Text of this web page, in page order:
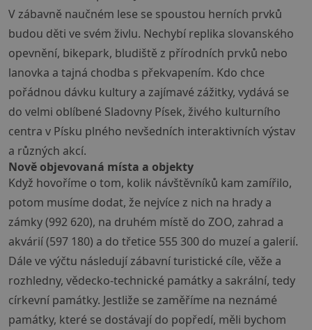
V zábavně naučném lese se spoustou herních prvků
budou děti ve svém živlu. Nechybí replika slovanského
opevnění, bikepark, bludiště z přírodních prvků nebo
lanovka a tajná chodba s překvapením. Kdo chce
pořádnou dávku kultury a zajímavé zážitky, vydává se
do velmi oblíbené Sladovny Písek, živého kulturního
centra v Písku plného nevšedních interaktivních výstav
a různých akcí.
Nově objevovaná místa a objekty
Když hovoříme o tom, kolik návštěvníků kam zamířilo,
potom musíme dodat, že nejvíce z nich na hrady a
zámky (992 620), na druhém místě do ZOO, zahrad a
akvárií (597 180) a do třetice 555 300 do muzeí a galerií.
Dále ve výčtu následují zábavní turistické cíle, věže a
rozhledny, vědecko-technické památky a sakrální, tedy
církevní památky. Jestliže se zaměříme na neznámé
památky, které se dostávají do popředí, měli bychom